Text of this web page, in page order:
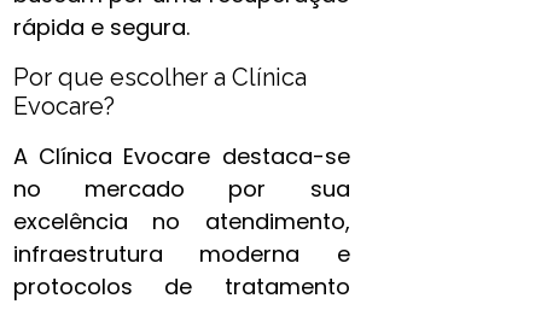
rápida e segura.
Por que escolher a Clínica
Evocare?
A Clínica Evocare destaca-se
no mercado por sua
excelência no atendimento,
infraestrutura moderna e
protocolos de tratamento